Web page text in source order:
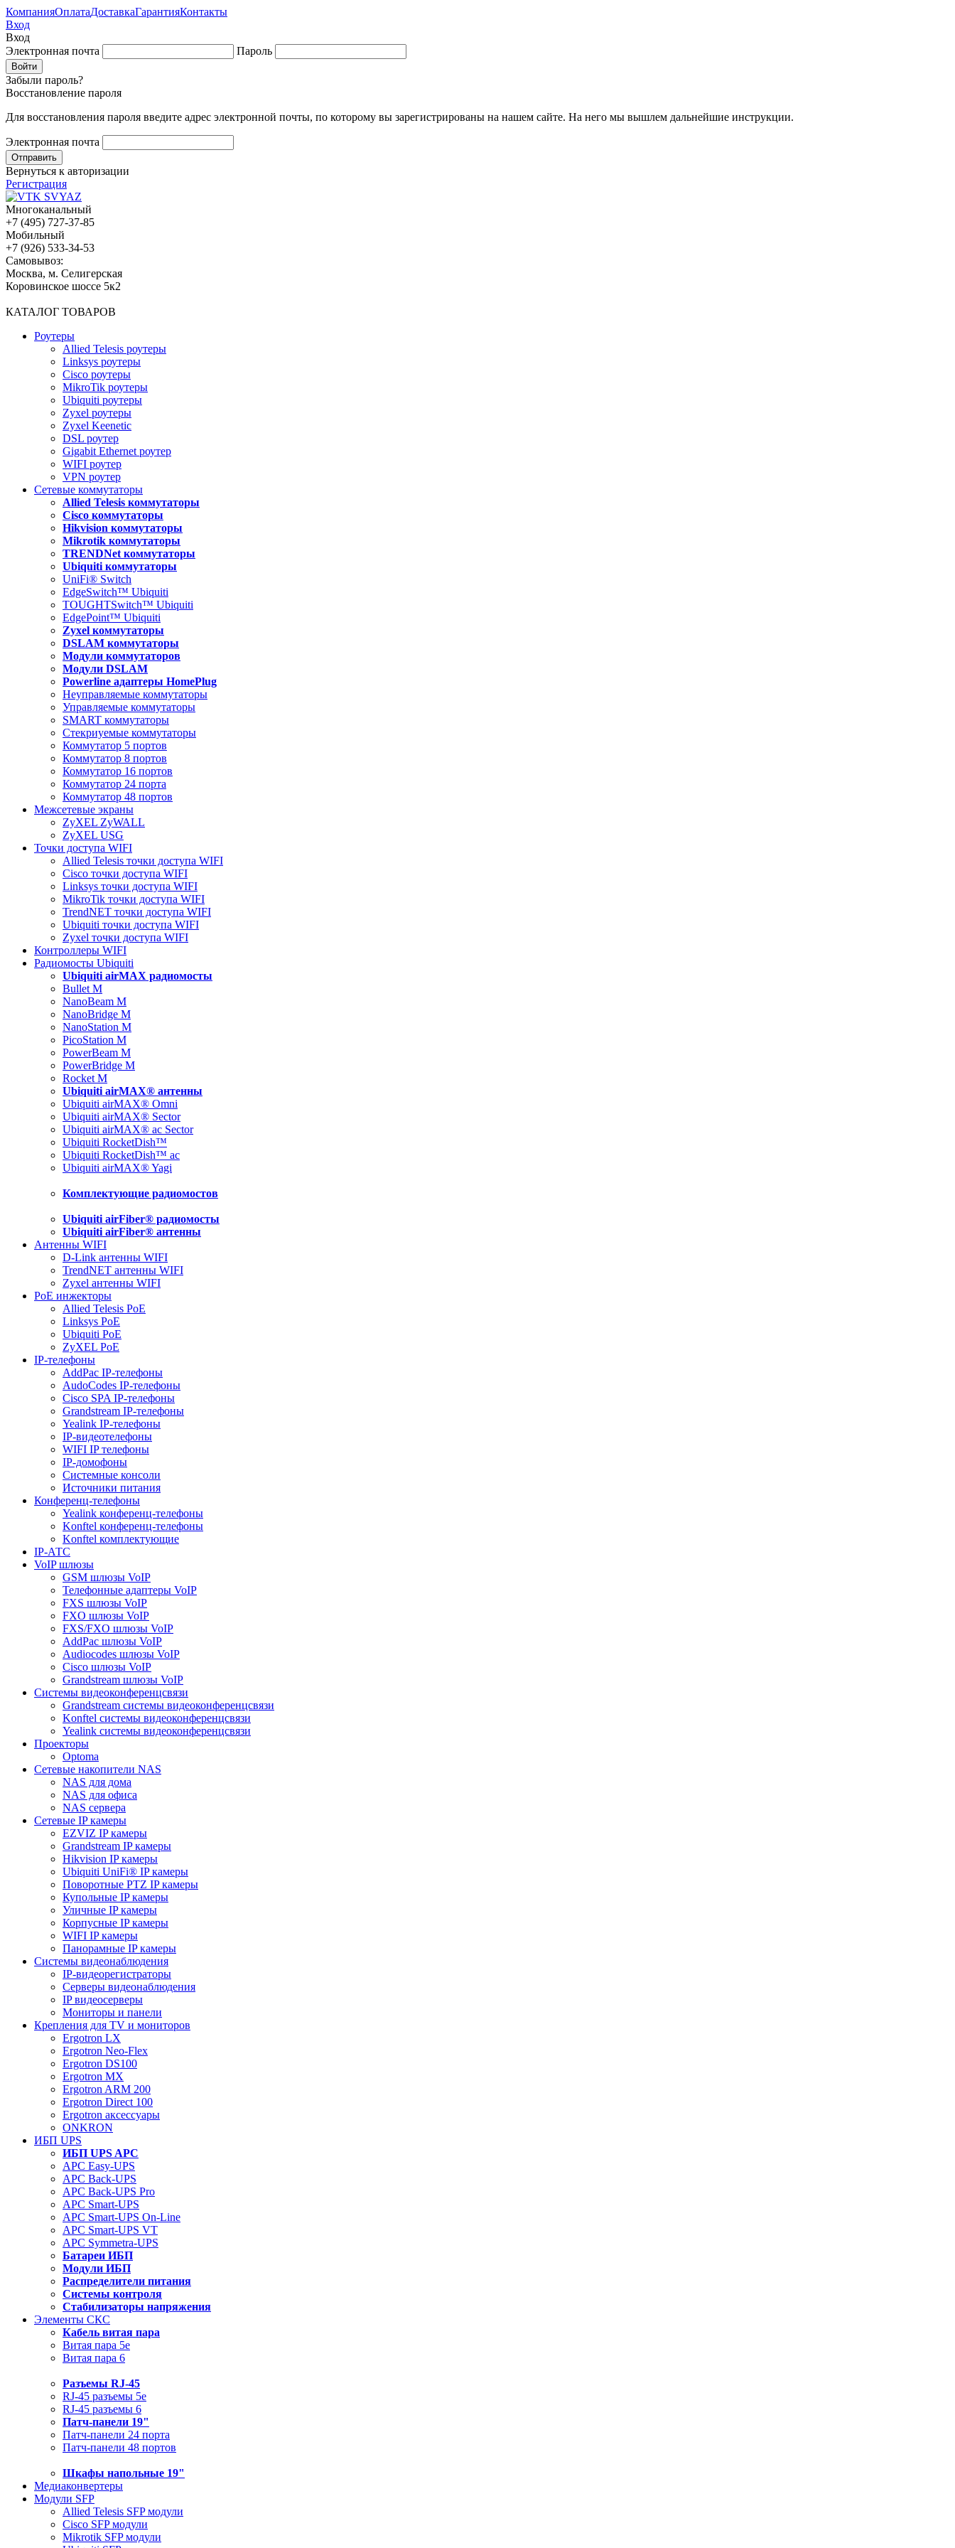
КомпанияОплатаДоставкаГарантияКонтакты
Вход
Вход
Электронная почта
Пароль
Забыли пароль?
Восстановление пароля
Для восстановления пароля введите адрес электронной почты, по которому вы зарегистрированы на нашем сайте. На него мы вышлем дальнейшие инструкции.
Электронная почта
Вернуться к авторизации
Регистрация
Многоканальный
+7 (495) 727-37-85
Мобильный
+7 (926) 533-34-53
Cамовывоз:
Москва, м. Селигерская
Коровинское шоссе 5к2
КАТАЛОГ ТОВАРОВ
Роутеры
Allied Telesis роутеры
Linksys роутеры
Cisco роутеры
MikroTik роутеры
Ubiquiti роутеры
Zyxel роутеры
Zyxel Keenetic
DSL роутер
Gigabit Ethernet роутер
WIFI роутер
VPN роутер
Сетевые коммутаторы
Allied Telesis коммутаторы
Cisco коммутаторы
Hikvision коммутаторы
Mikrotik коммутаторы
TRENDNet коммутаторы
Ubiquiti коммутаторы
UniFi® Switch
EdgeSwitch™ Ubiquiti
TOUGHTSwitch™ Ubiquiti
EdgePoint™ Ubiquiti
Zyxel коммутаторы
DSLAM коммутаторы
Модули коммутаторов
Модули DSLAM
Powerline адаптеры HomePlug
Неуправляемые коммутаторы
Управляемые коммутаторы
SMART коммутаторы
Стекриуемые коммутаторы
Коммутатор 5 портов
Коммутатор 8 портов
Коммутатор 16 портов
Коммутатор 24 порта
Коммутатор 48 портов
Межсетевые экраны
ZyXEL ZyWALL
ZyXEL USG
Точки доступа WIFI
Allied Telesis точки доступа WIFI
Cisco точки доступа WIFI
Linksys точки доступа WIFI
MikroTik точки доступа WIFI
TrendNET точки доступа WIFI
Ubiquiti точки доступа WIFI
Zyxel точки доступа WIFI
Контроллеры WIFI
Радиомосты Ubiquiti
Ubiquiti airMAX радиомосты
Bullet M
NanoBeam M
NanoBridge M
NanoStation M
PicoStation M
PowerBeam M
PowerBridge M
Rocket M
Ubiquiti airMAX® антенны
Ubiquiti airMAX® Omni
Ubiquiti airMAX® Sector
Ubiquiti airMAX® ac Sector
Ubiquiti RocketDish™
Ubiquiti RocketDish™ ac
Ubiquiti airMAX® Yagi
Комплектующие радиомостов
Ubiquiti airFiber® радиомосты
Ubiquiti airFiber® антенны
Антенны WIFI
D-Link антенны WIFI
TrendNET антенны WIFI
Zyxel антенны WIFI
PoE инжекторы
Allied Telesis PoE
Linksys PoE
Ubiquiti PoE
ZyXEL PoE
IP-телефоны
AddPac IP-телефоны
AudoCodes IP-телефоны
Cisco SPA IP-телефоны
Grandstream IP-телефоны
Yealink IP-телефоны
IP-видеотелефоны
WIFI IP телефоны
IP-домофоны
Системные консоли
Источники питания
Конференц-телефоны
Yealink конференц-телефоны
Konftel конференц-телефоны
Konftel комплектующие
IP-АТС
VoIP шлюзы
GSM шлюзы VoIP
Телефонные адаптеры VoIP
FXS шлюзы VoIP
FXO шлюзы VoIP
FXS/FXO шлюзы VoIP
AddPac шлюзы VoIP
Audiocodes шлюзы VoIP
Cisco шлюзы VoIP
Grandstream шлюзы VoIP
Системы видеоконференцсвязи
Grandstream системы видеоконференцсвязи
Konftel системы видеоконференцсвязи
Yealink системы видеоконференцсвязи
Проекторы
Optoma
Сетевые накопители NAS
NAS для дома
NAS для офиса
NAS сервера
Сетевые IP камеры
EZVIZ IP камеры
Grandstream IP камеры
Hikvision IP камеры
Ubiquiti UniFi® IP камеры
Поворотные PTZ IP камеры
Купольные IP камеры
Уличные IP камеры
Корпусные IP камеры
WIFI IP камеры
Панорамные IP камеры
Системы видеонаблюдения
IP-видеорегистраторы
Серверы видеонаблюдения
IP видеосерверы
Мониторы и панели
Крепления для TV и мониторов
Ergotron LX
Ergotron Neo-Flex
Ergotron DS100
Ergotron MX
Ergotron ARM 200
Ergotron Direct 100
Ergotron аксессуары
ONKRON
ИБП UPS
ИБП UPS APC
APC Easy-UPS
APC Back-UPS
APC Back-UPS Pro
APC Smart-UPS
APC Smart-UPS On-Line
APC Smart-UPS VT
APC Symmetra-UPS
Батареи ИБП
Модули ИБП
Распределители питания
Системы контроля
Стабилизаторы напряжения
Элементы СКС
Кабель витая пара
Витая пара 5e
Витая пара 6
Разъемы RJ-45
RJ-45 разъемы 5e
RJ-45 разъемы 6
Патч-панели 19"
Патч-панели 24 порта
Патч-панели 48 портов
Шкафы напольные 19"
Медиаконвертеры
Модули SFP
Allied Telesis SFP модули
Cisco SFP модули
Mikrotik SFP модули